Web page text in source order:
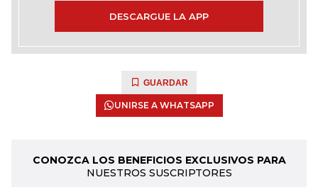
DESCARGUE LA APP
GUARDAR
UNIRSE A WHATSAPP
CONOZCA LOS BENEFICIOS EXCLUSIVOS PARA
NUESTROS SUSCRIPTORES